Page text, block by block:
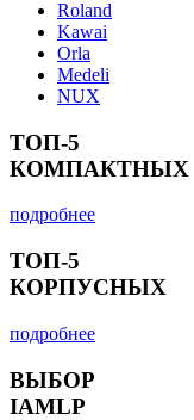
Roland
Kawai
Orla
Medeli
NUX
ТОП-5
КОМПАКТНЫХ
подробнее
ТОП-5
КОРПУСНЫХ
подробнее
ВЫБОР
IAMLP